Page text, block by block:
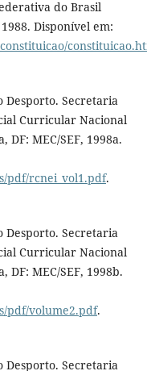
do Brasil
Disponível em:
Desporto. Secretaria
Curricular Nacional
MEC/SEF, 1998a.
pdf/rcnei_vol1.pdf.
Desporto. Secretaria
Curricular Nacional
MEC/SEF, 1998b.
pdf/volume2.pdf.
Desporto. Secretaria